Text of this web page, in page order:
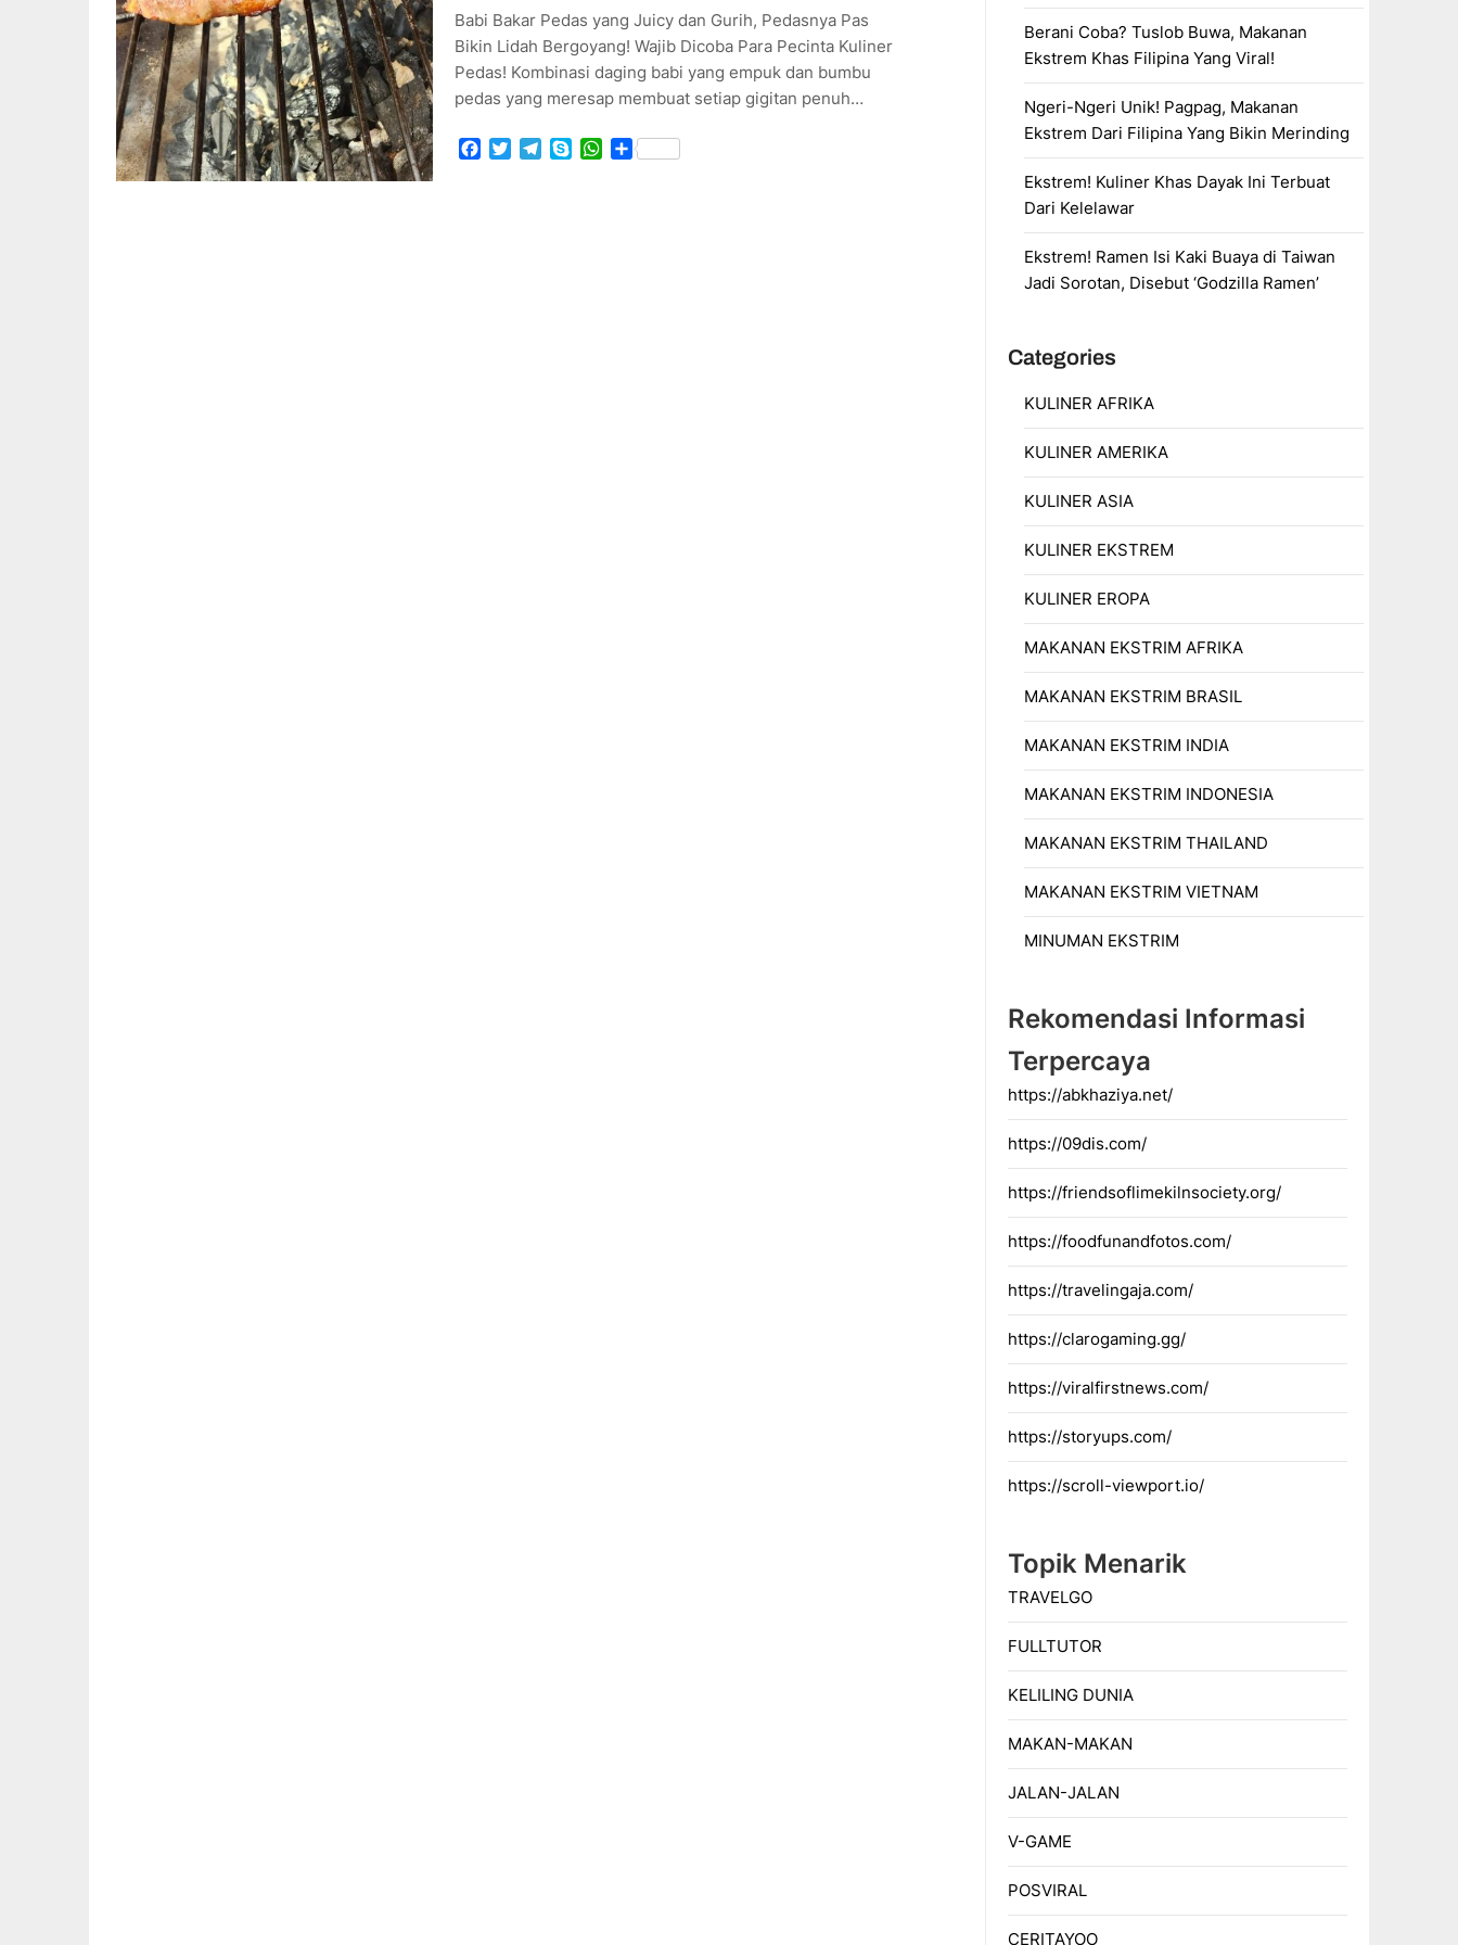
Babi Bakar Pedas yang Juicy dan Gurih, Pedasnya Pas
Bikin Lidah Bergoyang! Wajib Dicoba Para Pecinta Kuliner
Pedas! Kombinasi daging babi yang empuk dan bumbu
pedas yang meresap membuat setiap gigitan penuh…
Facebook
TwitterTelegram
SkypeWhatsApp
Share
Berani Coba? Tuslob Buwa, Makanan
Ekstrem Khas Filipina Yang Viral!
Ngeri-Ngeri Unik! Pagpag, Makanan
Ekstrem Dari Filipina Yang Bikin Merinding
Ekstrem! Kuliner Khas Dayak Ini Terbuat
Dari Kelelawar
Ekstrem! Ramen Isi Kaki Buaya di Taiwan
Jadi Sorotan, Disebut ‘Godzilla Ramen’
Categories
KULINER AFRIKA
KULINER AMERIKA
KULINER ASIA
KULINER EKSTREM
KULINER EROPA
MAKANAN EKSTRIM AFRIKA
MAKANAN EKSTRIM BRASIL
MAKANAN EKSTRIM INDIA
MAKANAN EKSTRIM INDONESIA
MAKANAN EKSTRIM THAILAND
MAKANAN EKSTRIM VIETNAM
MINUMAN EKSTRIM
Rekomendasi Informasi
Terpercaya
https://abkhaziya.net/
https://09dis.com/
https://friendsoflimekilnsociety.org/
https://foodfunandfotos.com/
https://travelingaja.com/
https://clarogaming.gg/
https://viralfirstnews.com/
https://storyups.com/
https://scroll-viewport.io/
Topik Menarik
TRAVELGO
FULLTUTOR
KELILING DUNIA
MAKAN-MAKAN
JALAN-JALAN
V-GAME
POSVIRAL
CERITAYOO